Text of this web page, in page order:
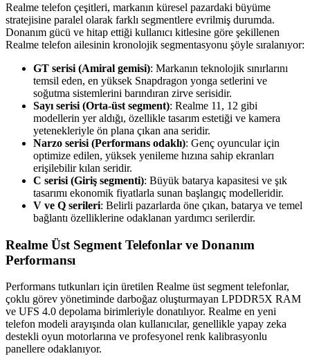
Realme telefon çeşitleri, markanın küresel pazardaki büyüme
stratejisine paralel olarak farklı segmentlere evrilmiş durumda.
Donanım gücü ve hitap ettiği kullanıcı kitlesine göre şekillenen
Realme telefon ailesinin kronolojik segmentasyonu şöyle sıralanıyor:
GT serisi (Amiral gemisi): Markanın teknolojik sınırlarını
temsil eden, en yüksek Snapdragon yonga setlerini ve
soğutma sistemlerini barındıran zirve serisidir.
Sayı serisi (Orta-üst segment): Realme 11, 12 gibi
modellerin yer aldığı, özellikle tasarım estetiği ve kamera
yetenekleriyle ön plana çıkan ana seridir.
Narzo serisi (Performans odaklı): Genç oyuncular için
optimize edilen, yüksek yenileme hızına sahip ekranları
erişilebilir kılan seridir.
C serisi (Giriş segmenti): Büyük batarya kapasitesi ve şık
tasarımı ekonomik fiyatlarla sunan başlangıç modelleridir.
V ve Q serileri: Belirli pazarlarda öne çıkan, batarya ve temel
bağlantı özelliklerine odaklanan yardımcı serilerdir.
Realme Üst Segment Telefonlar ve Donanım
Performansı
Performans tutkunları için üretilen Realme üst segment telefonlar,
çoklu görev yönetiminde darboğaz oluşturmayan LPDDR5X RAM
ve UFS 4.0 depolama birimleriyle donatılıyor. Realme en yeni
telefon modeli arayışında olan kullanıcılar, genellikle yapay zeka
destekli oyun motorlarına ve profesyonel renk kalibrasyonlu
panellere odaklanıyor.